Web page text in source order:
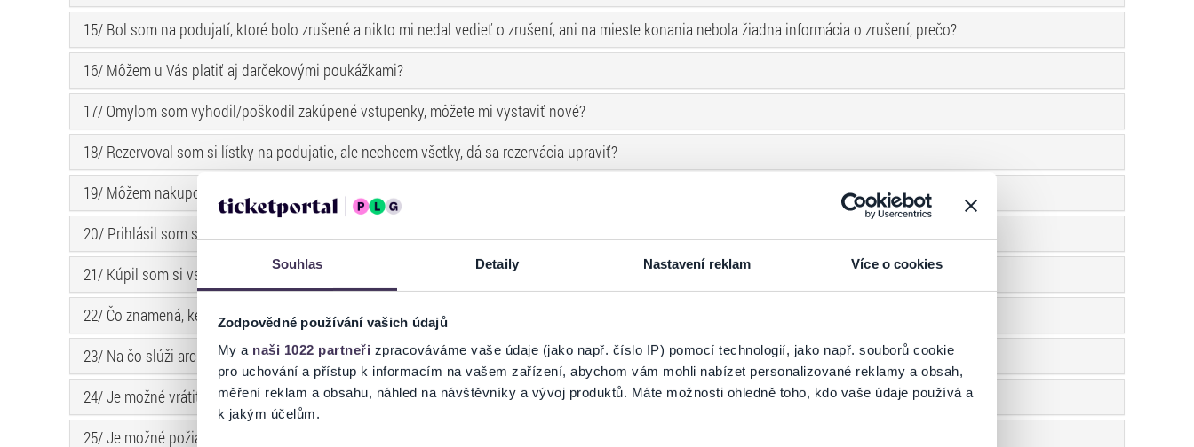
Souhlas Detaily Nastavení reklam Více o cookies
Zodpovědné používání vašich údajů
My a naši 1022 partneři zpracováváme vaše údaje (jako např. číslo IP) pomocí technologií, jako např. souborů cookie
pro uchování a přístup k informacím na vašem zařízení, abychom vám mohli nabízet personalizované reklamy a obsah,
měření reklam a obsahu, náhled na návštěvníky a vývoj produktů. Máte možnosti ohledně toho, kdo vaše údaje používá a
k jakým účelům.
15/ Bol som na podujatí, ktoré bolo zrušené a nikto mi nedal vedieť o zrušení, ani na mieste konania nebola žiadna informácia o zrušení, prečo?
16/ Môžem u Vás platiť aj darčekovými poukážkami?
17/ Omylom som vyhodil/poškodil zakúpené vstupenky, môžete mi vystaviť nové?
18/ Rezervoval som si lístky na podujatie, ale nechcem všetky, dá sa rezervácia upraviť?
19/ Môžem nakupovať na Vašej stránke aj bez registrácie?
20/ Prihlásil som sa cez Google účet a zakúpil som si vstupenky online, na aký email mi ich doručíte?
21/ Kúpil som si vstupenky formou Hometicket ale uviedol som zlý email. Je možná oprava?
22/ Čo znamená, keď sa na stránke zobrazuje ``Dočasne sa nepredáva``?
23/ Na čo slúži archivačno-manipulačný poplatok?
24/ Je možné vrátiť archivačno-manipulačný, transakčný či iný poplatok?
25/ Je možné požiadať o výmenu vstupenky?